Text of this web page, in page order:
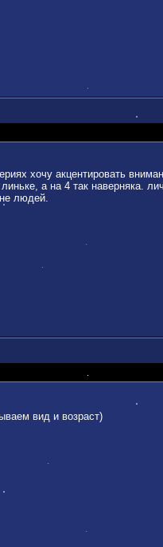
хочу акцентировать
а на 4 так наверняка.
людей.
вид и возраст)